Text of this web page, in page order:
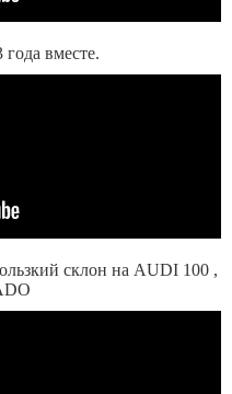
вместе.
склон на AUDI 100 ,